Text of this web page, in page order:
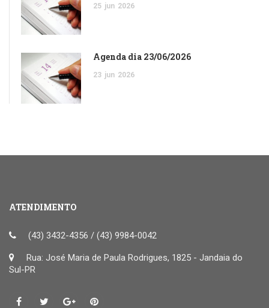
25 jun 2026
Agenda dia 23/06/2026
23 jun 2026
ATENDIMENTO
(43) 3432-4356 / (43) 9984-0042
Rua: José Maria de Paula Rodrigues, 1825 - Jandaia do
Sul-PR